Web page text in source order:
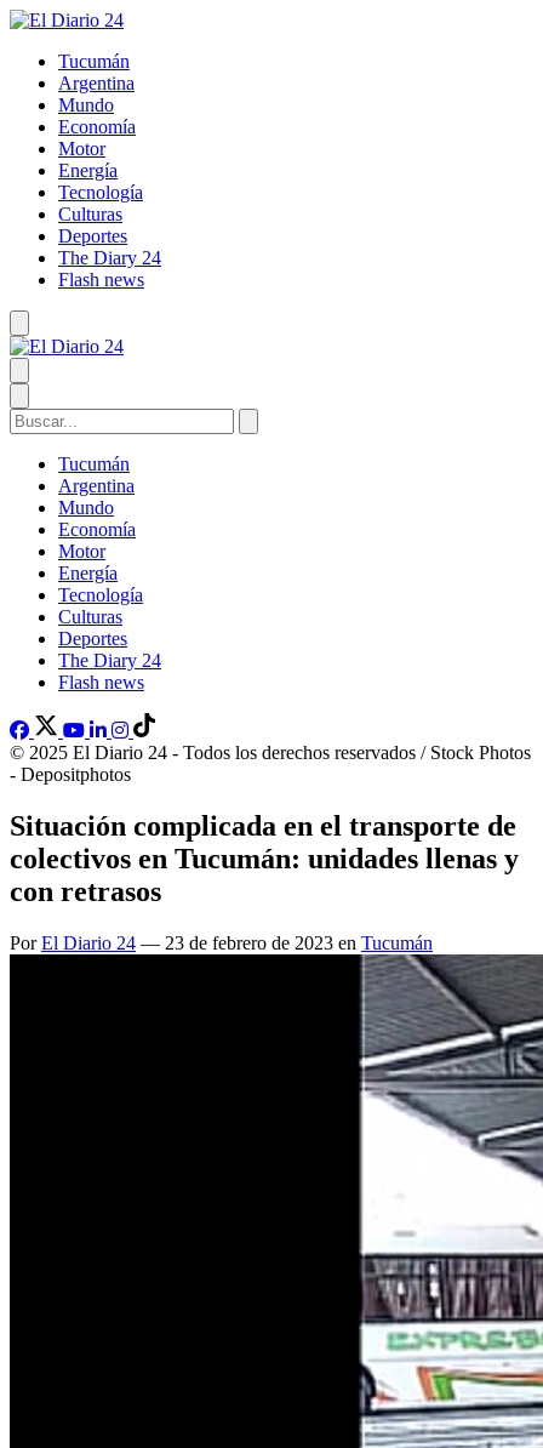
Tucumán
Argentina
Mundo
Economía
Motor
Energía
Tecnología
Culturas
Deportes
The Diary 24
Flash news
Tucumán
Argentina
Mundo
Economía
Motor
Energía
Tecnología
Culturas
Deportes
The Diary 24
Flash news
© 2025 El Diario 24 - Todos los derechos reservados / Stock Photos
- Depositphotos
Situación complicada en el transporte de
colectivos en Tucumán: unidades llenas y
con retrasos
PorEl Diario 24 — 23 de febrero de 2023 en Tucumán